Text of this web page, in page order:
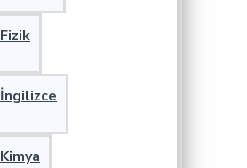
Fizik
İngilizce
Kimya